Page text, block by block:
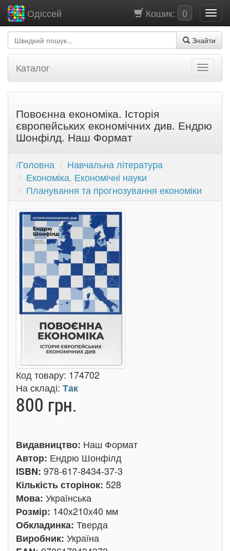
Кошик: 0
Одіссей
Знайти
Каталог
Повоєнна економіка. Історія
європейських економічних див. Ендрю
Шонфілд. Наш Формат
/Головна
Навчальна література
Економіка. Економічні науки
Планування та прогнозування економіки
Код товару: 174702
На складі: Так
800 грн.
Видавництво: Наш Формат
Автор: Ендрю Шонфілд
ISBN: 978-617-8434-37-3
Кількість сторінок: 528
Мова: Українська
Розмір: 140x210x40 мм
Обкладинка: Тверда
Виробник: Україна